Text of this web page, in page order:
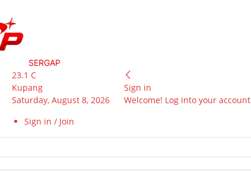
SERGAP
23.1 C
Kupang
Saturday, August 8, 2026
Sign in / Join
Sign in
Welcome! Log into your account